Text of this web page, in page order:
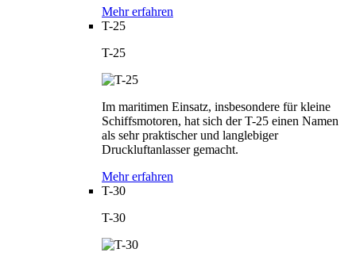
Mehr erfahren
T-25
T-25
Im maritimen Einsatz, insbesondere für kleine
Schiffsmotoren, hat sich der T-25 einen Namen
als sehr praktischer und langlebiger
Druckluftanlasser gemacht.
Mehr erfahren
T-30
T-30